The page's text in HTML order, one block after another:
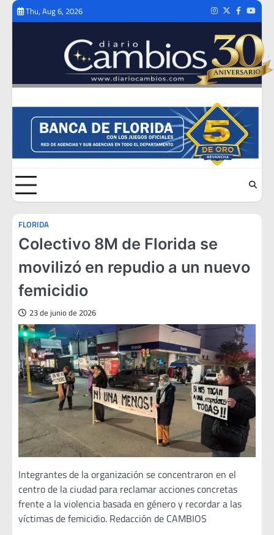
Skip
Thu, Aug 6, 2026 Instagram
TwitterFacebook
FLORIDA
Colectivo 8M de Florida se
movilizó en repudio a un nuevo
femicidio
23 de junio de 2026
Integrantes de la organización se concentraron en el
centro de la ciudad para reclamar acciones concretas
frente a la violencia basada en género y recordar a las
víctimas de femicidio. Redacción de CAMBIOS